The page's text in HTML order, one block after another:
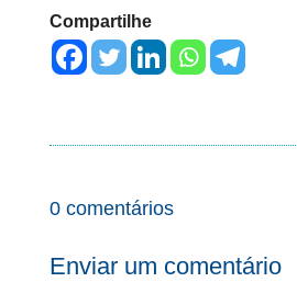
Compartilhe
0 comentários
Enviar um comentário